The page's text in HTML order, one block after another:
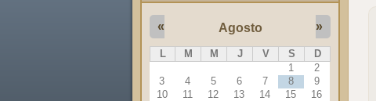
Agosto
« »
L M M J V S
D
1
2
3
4 5 6 7 8
9
10
11 12 13 14 15
16